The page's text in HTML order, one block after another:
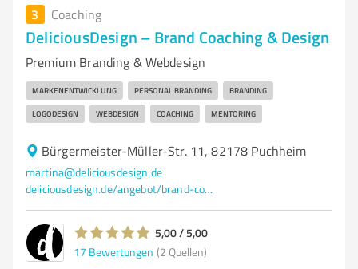
3 Coaching
DeliciousDesign – Brand Coaching & Design
Premium Branding & Webdesign
MARKENENTWICKLUNG PERSONAL BRANDING BRANDING
LOGODESIGN WEBDESIGN COACHING MENTORING
Bürgermeister-Müller-Str. 11, 82178 Puchheim
martina@deliciousdesign.de
deliciousdesign.de/angebot/brand-coaching/
5,00 / 5,00
17 Bewertungen (2 Quellen)